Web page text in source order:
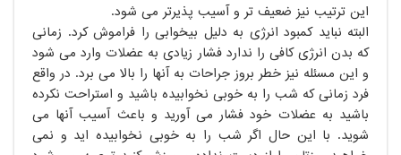
این ترتیب نیز ضعیف تر و آسیب پذیرتر می شود.
البته نباید کمبود انرژی به دلیل بیخوابی را فراموش کرد. زمانی
که بدن انرژی کافی را ندارد فشار زیادی به عضلات وارد می شود
و این مسئله نیز خطر بروز جراحات به آنها را بالا می برد. در واقع
فرد زمانی که شب را به خوبی نخوابیده باشید و استراحت نکرده
باشید به عضلات خود فشار می آورید و باعث آسیب آنها می
شوید. با این حال اگر شب را به خوبی نخوابیده اید و نمی